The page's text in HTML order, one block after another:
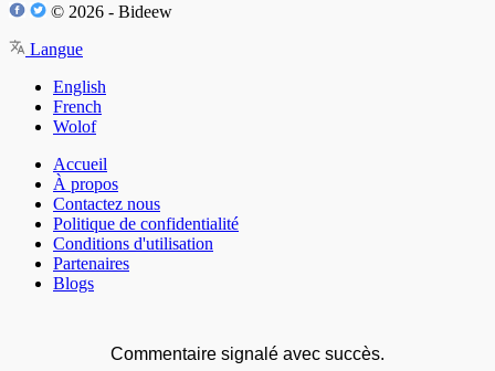
© 2026 - Bideew
Langue
English
French
Wolof
Accueil
À propos
Contactez nous
Politique de confidentialité
Conditions d'utilisation
Partenaires
Blogs
Commentaire signalé avec succès.